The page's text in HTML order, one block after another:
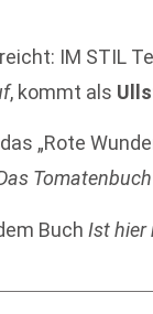
IM STIL
, kommt als
„Rote
Tomatenbuch
Buch Ist hier